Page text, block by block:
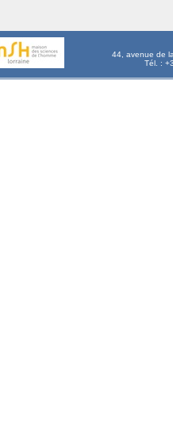
44, avenue de
Tél. :